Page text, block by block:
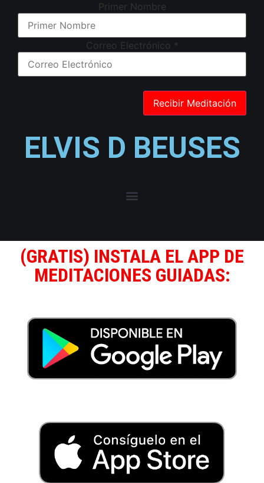
Primer Nombre
Correo Electrónico *
ELVIS D BEUSES
(GRATIS) INSTALA EL APP DE
MEDITACIONES GUIADAS: